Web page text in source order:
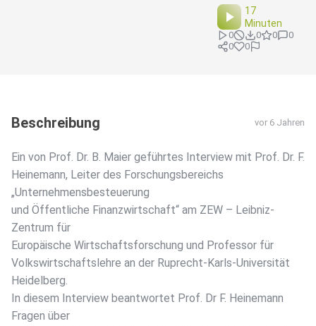
17
Minuten
0 0 0
0
0
0
Beschreibung vor 6 Jahren
Ein von Prof. Dr. B. Maier geführtes Interview mit Prof. Dr. F.
Heinemann, Leiter des Forschungsbereichs
„Unternehmensbesteuerung
und Öffentliche Finanzwirtschaft“ am ZEW – Leibniz-
Zentrum für
Europäische Wirtschaftsforschung und Professor für
Volkswirtschaftslehre an der Ruprecht-Karls-Universität
Heidelberg.
In diesem Interview beantwortet Prof. Dr F. Heinemann
Fragen über